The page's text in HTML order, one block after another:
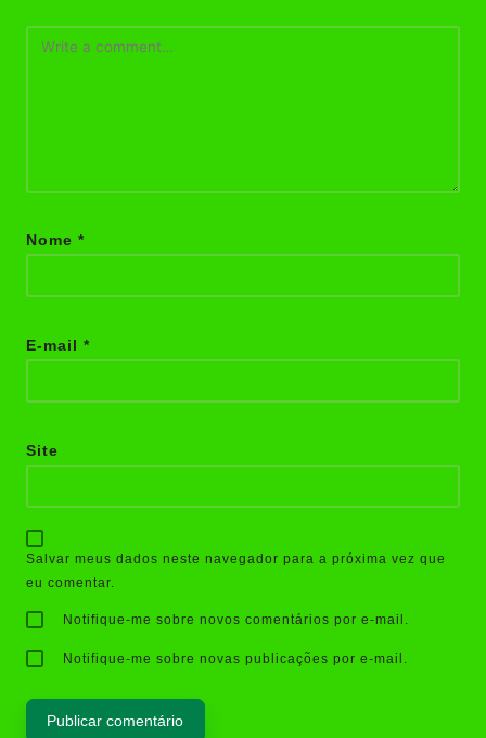
Nome *
E-mail *
Site
Salvar meus dados neste navegador para a próxima vez que
eu comentar.
Notifique-me sobre novos comentários por e-mail.
Notifique-me sobre novas publicações por e-mail.